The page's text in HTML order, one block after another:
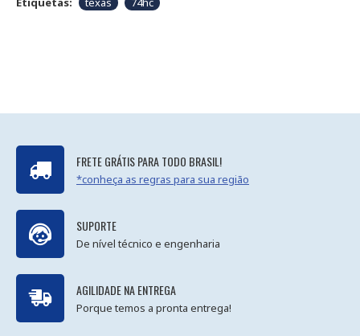
FRETE GRÁTIS PARA TODO BRASIL!
*conheça as regras para sua região
SUPORTE
De nível técnico e engenharia
AGILIDADE NA ENTREGA
Porque temos a pronta entrega!